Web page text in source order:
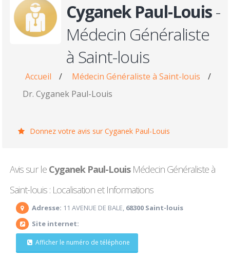
Cyganek Paul-Louis-
Médecin Généraliste
à Saint-louis
Accueil / Médecin Généraliste à Saint-louis
/
Dr. Cyganek Paul-Louis
Donnez votre avis sur Cyganek Paul-Louis
Avis sur le Cyganek Paul-LouisMédecin Généraliste à
Saint-louis : Localisation et Informations
Adresse: 11 AVENUE DE BALE, 68300 Saint-louis
Site internet:
Afficher le numéro de téléphone